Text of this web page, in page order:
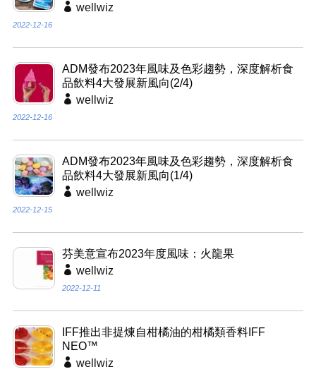
wellwiz
2022-12-16
ADM發布2023年風味及色彩趨勢，深度解析食
品飲料4大發展新風向(2/4)
wellwiz
2022-12-16
ADM發布2023年風味及色彩趨勢，深度解析食
品飲料4大發展新風向(1/4)
wellwiz
2022-12-15
芬美意宣布2023年度風味：火龍果
wellwiz
2022-12-11
IFF推出非提煉自柑橘油的柑橘類香料IFF
NEO™
wellwiz